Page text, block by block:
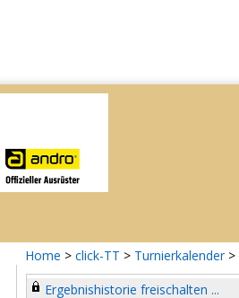
Home > click-TT > Turnierkalender >
Ergebnishistorie freischalten ...